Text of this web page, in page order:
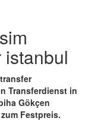
Transferdienst in
Gökçen
Festpreis.